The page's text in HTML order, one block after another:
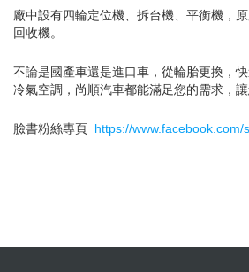
廠中設有四輪定位機、拆台機、平衡機，
回收機。
不論是國產車還是進口車，從輪胎更換，
冷氣空調，尚順汽車都能滿足您的需求，讓
臉書粉絲專頁 https://www.facebook.com/